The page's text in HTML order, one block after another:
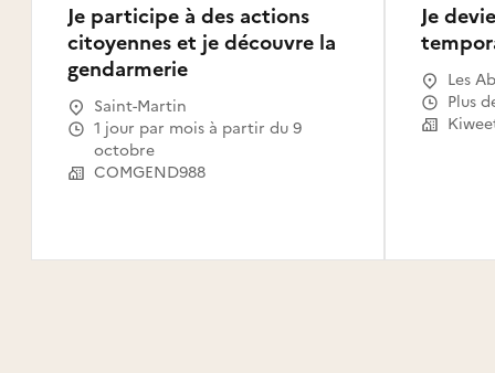
Je participe à des actions
citoyennes et je découvre la
gendarmerie
Saint-Martin
1 jour par mois à partir du 9
octobre
COMGEND988
Je
Les
Le
Plus